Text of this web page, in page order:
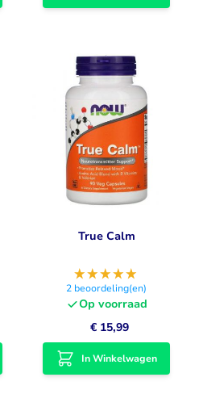
True Calm
2 beoordeling(en)
Op voorraad
€ 15,99
In Winkelwagen